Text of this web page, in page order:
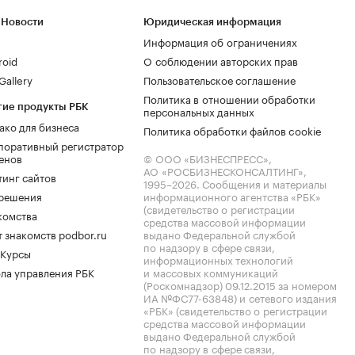
продукты РБК
для бизнеса
регистратор
сайтов
знакомств podbor.ru
управления РБК
Юридическая информация
Информация об ограничениях
О соблюдении авторских прав
Пользовательское соглашение
Политика в отношении обработки
персональных данных
Политика обработки файлов cookie
© ООО «БИЗНЕСПРЕСС»,
АО «РОСБИЗНЕСКОНСАЛТИНГ»,
1995–2026. Сообщения и материалы
информационного агентства «РБК»
(свидетельство о регистрации
средства массовой информации
выдано Федеральной службой
по надзору в сфере связи,
информационных технологий
и массовых коммуникаций
(Роскомнадзор) 09.12.2015 за номером
ИА №ФС77-63848) и сетевого издания
«РБК» (свидетельство о регистрации
средства массовой информации
выдано Федеральной службой
по надзору в сфере связи,